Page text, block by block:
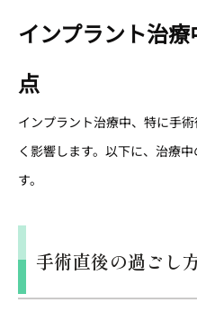
インプラント治
点
インプラント治療中、特に手
く影響します。以下に、治療
す。
手術直後の過ごし